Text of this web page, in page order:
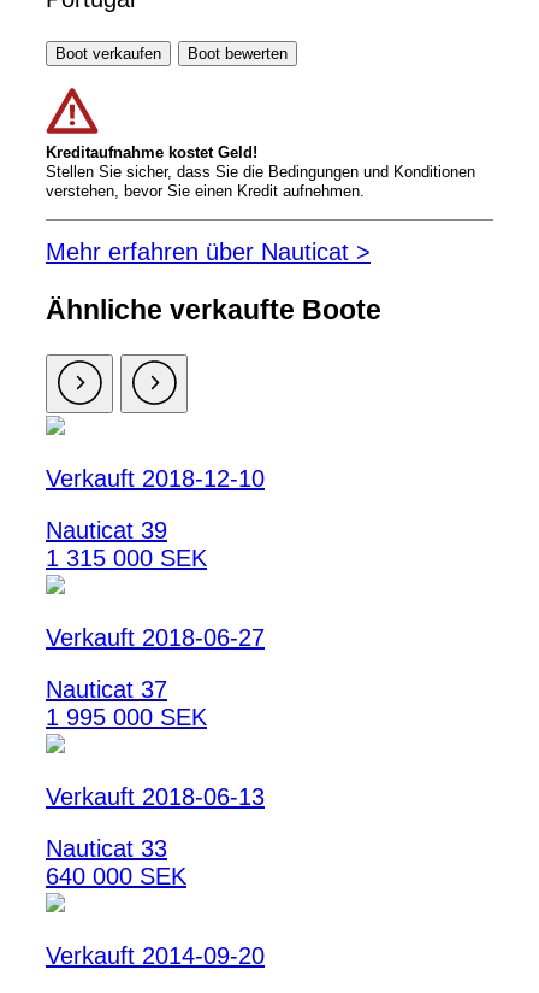
Boot verkaufen Boot bewerten
Kreditaufnahme kostet Geld!
Stellen Sie sicher, dass Sie die Bedingungen und Konditionen
verstehen, bevor Sie einen Kredit aufnehmen.
Mehr erfahren über Nauticat >
Ähnliche verkaufte Boote
Verkauft 2018-12-10
Nauticat 39
1 315 000 SEK
Verkauft 2018-06-27
Nauticat 37
1 995 000 SEK
Verkauft 2018-06-13
Nauticat 33
640 000 SEK
Verkauft 2014-09-20